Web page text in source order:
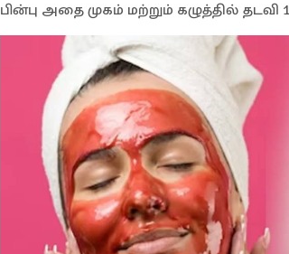
பின்பு அதை முகம் மற்றும் கழுத்தில்